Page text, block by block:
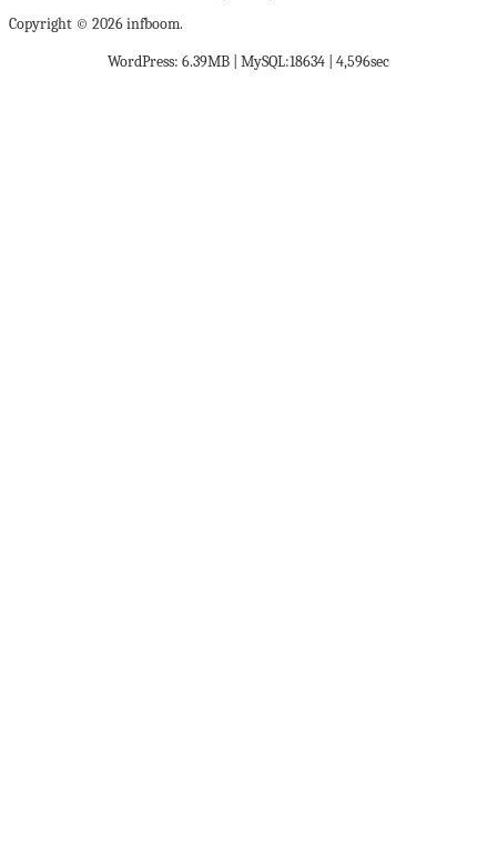
Copyright © 2026 infboom.
WordPress: 6.39MB | MySQL:18634 | 4,596sec